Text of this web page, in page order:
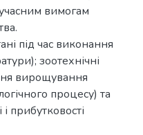
вимогам
під час виконання
зоотехнічні
вирощування
процесу) та
і прибутковості